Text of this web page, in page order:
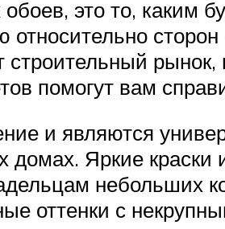
это то, каким
строительный
помогут вам
и являются
Яркие краски
небольших
оттенки с